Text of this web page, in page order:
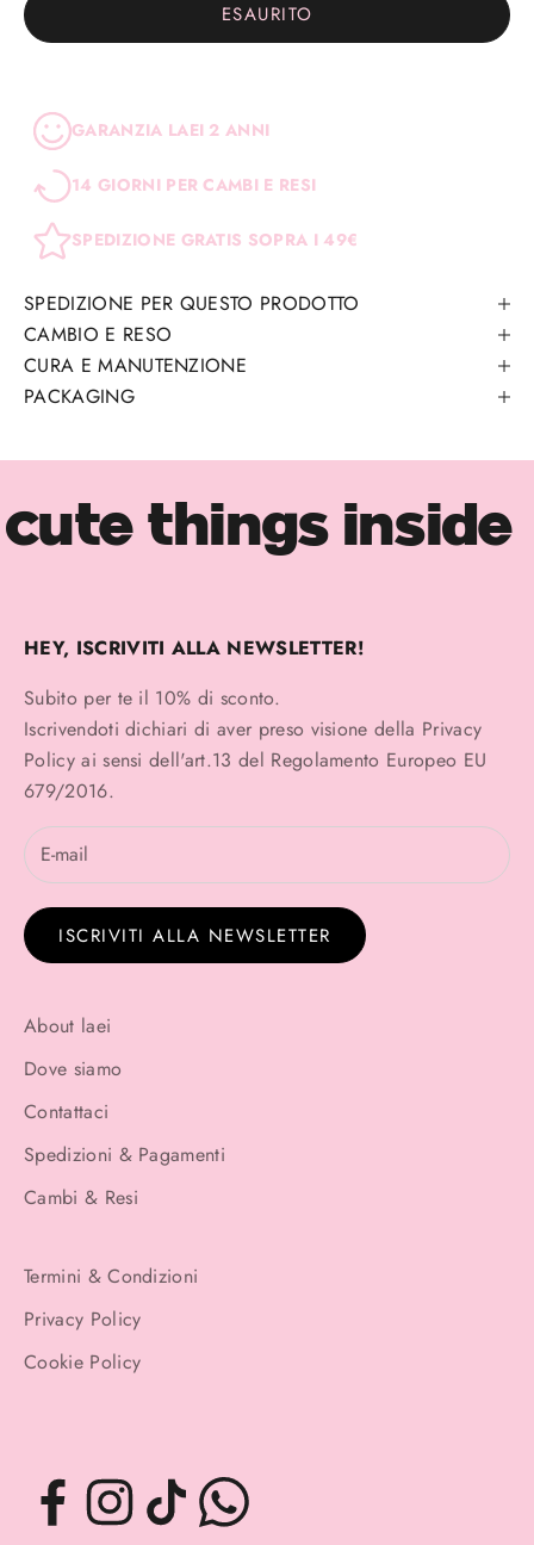
ESAURITO
GARANZIA LAEI 2 ANNI
14 GIORNI PER CAMBI E RESI
SPEDIZIONE GRATIS SOPRA I 49€
SPEDIZIONE PER QUESTO PRODOTTO
CAMBIO E RESO
CURA E MANUTENZIONE
PACKAGING
cute things inside
HEY, ISCRIVITI ALLA NEWSLETTER!
Subito per te il 10% di sconto.
Iscrivendoti dichiari di aver preso visione della Privacy
Policyai sensi dell'art.13 del Regolamento Europeo EU
679/2016.
ISCRIVITI ALLA NEWSLETTER
About laei
Dove siamo
Contattaci
Spedizioni & Pagamenti
Cambi & Resi
Termini & Condizioni
Privacy Policy
Cookie Policy